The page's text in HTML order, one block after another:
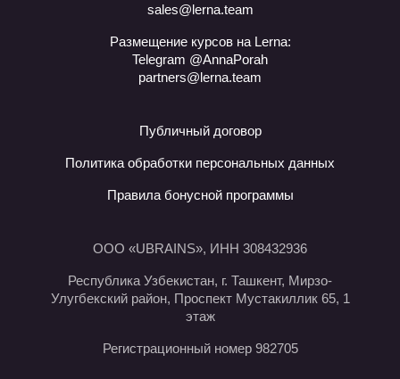
sales@lerna.team
Размещение курсов на Lerna:
Telegram @AnnaPorah
partners@lerna.team
Публичный договор
Политика обработки персональных данных
Правила бонусной программы
ООО «UBRAINS», ИНН 308432936
Республика Узбекистан, г. Ташкент, Мирзо-
Улугбекский район, Проспект Мустакиллик 65, 1
этаж
Регистрационный номер 982705